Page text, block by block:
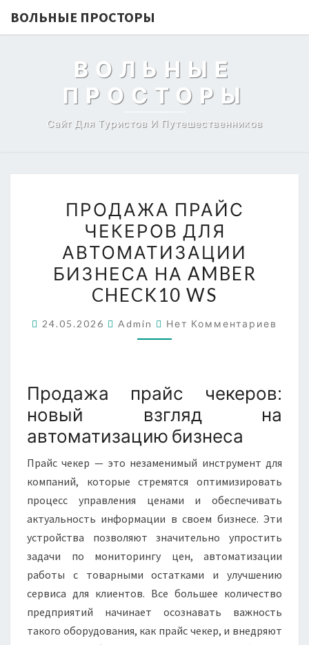
ВОЛЬНЫЕ ПРОСТОРЫ
ВОЛЬНЫЕ
ПРОСТОРЫ
Сайт Для Туристов И Путешественников
ПРАЙС
ЧЕКЕРОВ
ДЛЯ
АВТОМАТИЗАЦИИ
БИЗНЕСА
НА
AMBER
CHECK10
ПРОДАЖА ПРАЙС
ЧЕКЕРОВ ДЛЯ
АВТОМАТИЗАЦИИ
БИЗНЕСА НА AMBER
CHECK10 WS
24.05.2026 Admin Комментарии
Нет Комментариев
Продажа прайс чекеров:
новый взгляд на
автоматизацию бизнеса
Прайс чекер — это незаменимый инструмент для
компаний, которые стремятся оптимизировать
процесс управления ценами и обеспечивать
актуальность информации в своем бизнесе. Эти
устройства позволяют значительно упростить
задачи по мониторингу цен, автоматизации
работы с товарными остатками и улучшению
сервиса для клиентов. Все большее количество
предприятий начинает осознавать важность
такого оборудования, как прайс чекер, и внедряют